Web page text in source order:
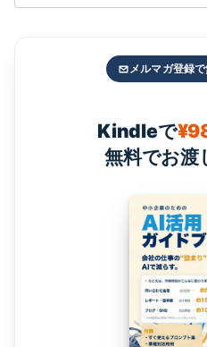
メルマガ登録
Kindleで
無料でお渡